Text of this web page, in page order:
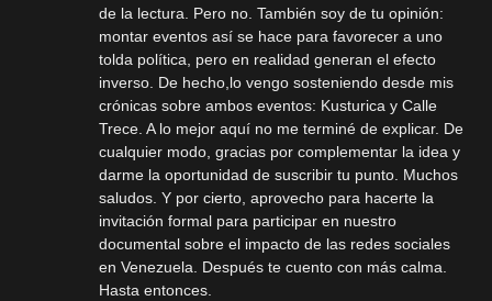
de la lectura. Pero no. También soy de tu opinión:
montar eventos así se hace para favorecer a uno
tolda política, pero en realidad generan el efecto
inverso. De hecho,lo vengo sosteniendo desde mis
crónicas sobre ambos eventos: Kusturica y Calle
Trece. A lo mejor aquí no me terminé de explicar. De
cualquier modo, gracias por complementar la idea y
darme la oportunidad de suscribir tu punto. Muchos
saludos. Y por cierto, aprovecho para hacerte la
invitación formal para participar en nuestro
documental sobre el impacto de las redes sociales
en Venezuela. Después te cuento con más calma.
Hasta entonces.